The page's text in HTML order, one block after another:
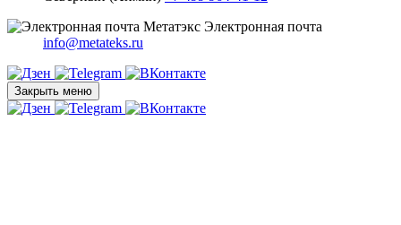
Электронная почта
info@metateks.ru
Закрыть меню